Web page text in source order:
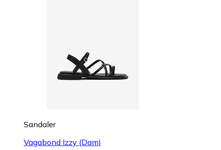
Sandaler
Vagabond Izzy (Dam)